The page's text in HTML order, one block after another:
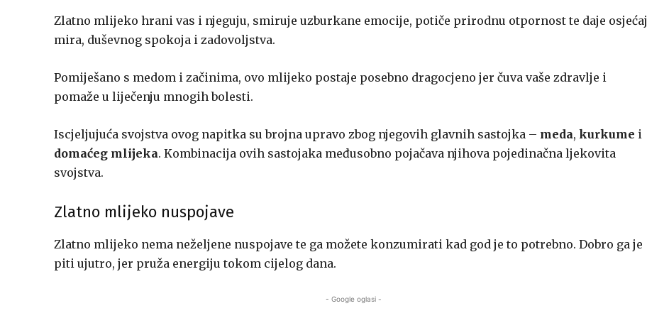
Zlatno mlijeko hrani vas i njeguju, smiruje uzburkane emocije, potiče prirodnu otpornost te daje osjećaj
mira, duševnog spokoja i zadovoljstva.
Pomiješano s medom i začinima, ovo mlijeko postaje posebno dragocjeno jer čuva vaše zdravlje i
pomaže u liječenju mnogih bolesti.
Iscjeljujuća svojstva ovog napitka su brojna upravo zbog njegovih glavnih sastojka – meda, kurkume i
domaćeg mlijeka. Kombinacija ovih sastojaka međusobno pojačava njihova pojedinačna ljekovita
svojstva.
Zlatno mlijeko nuspojave
Zlatno mlijeko nema neželjene nuspojave te ga možete konzumirati kad god je to potrebno. Dobro ga je
piti ujutro, jer pruža energiju tokom cijelog dana.
- Google oglasi -